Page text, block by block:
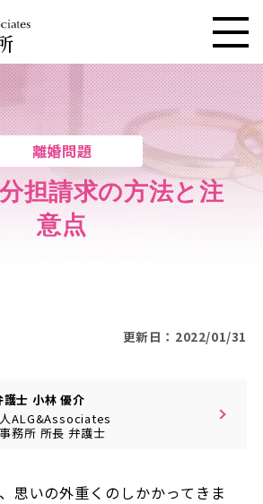
離婚問題
担請求の方法と注
意点
更新日：2022/01/31
護士 小林 優介
ALG&Associates
務所 所長 弁護士
思いの外重くのしかかってきま